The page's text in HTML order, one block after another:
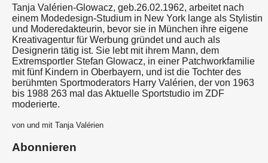
Tanja Valérien-Glowacz, geb.26.02.1962, arbeitet nach
einem Modedesign-Studium in New York lange als Stylistin
und Moderedakteurin, bevor sie in München ihre eigene
Kreativagentur für Werbung gründet und auch als
Designerin tätig ist. Sie lebt mit ihrem Mann, dem
Extremsportler Stefan Glowacz, in einer Patchworkfamilie
mit fünf Kindern in Oberbayern, und ist die Tochter des
berühmten Sportmoderators Harry Valérien, der von 1963
bis 1988 263 mal das Aktuelle Sportstudio im ZDF
moderierte.
von und mit Tanja Valérien
Abonnieren